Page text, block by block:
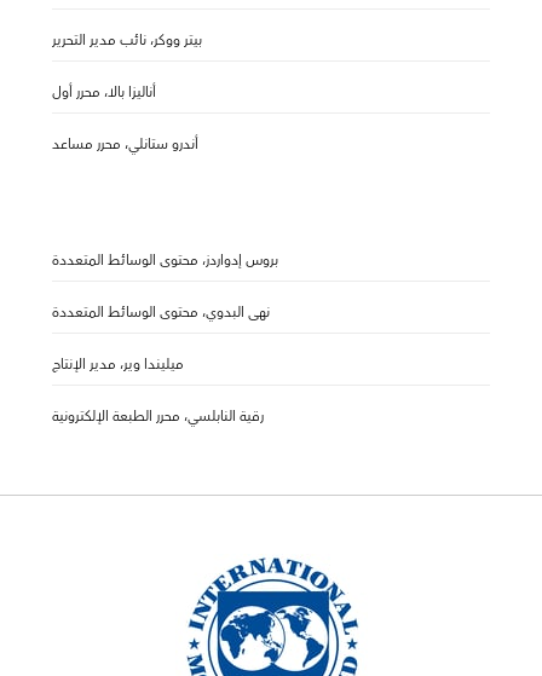
بيتر ووكر، نائب مدير التحرير
أناليزا بالا، محرر أول
أندرو ستانلي، محرر مساعد
بروس إدواردز، محتوى الوسائط المتعددة
نهى البدوي، محتوى الوسائط المتعددة
ميليندا وير، مدير الإنتاج
رقية النابلسي، محرر الطبعة الإلكترونية